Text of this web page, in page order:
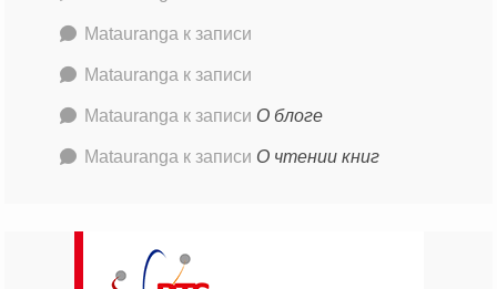
Matauranga к записи
Matauranga к записи
Matauranga к записи О блоге
Matauranga к записи О чтении книг